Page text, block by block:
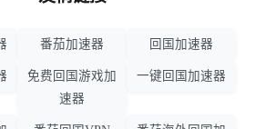
番茄加速器 回国加速器
免费回国游戏加
速器
一键回国加速器